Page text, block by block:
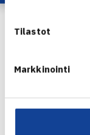
Tilastot
Markkinointi
Jaa:
Seuraava